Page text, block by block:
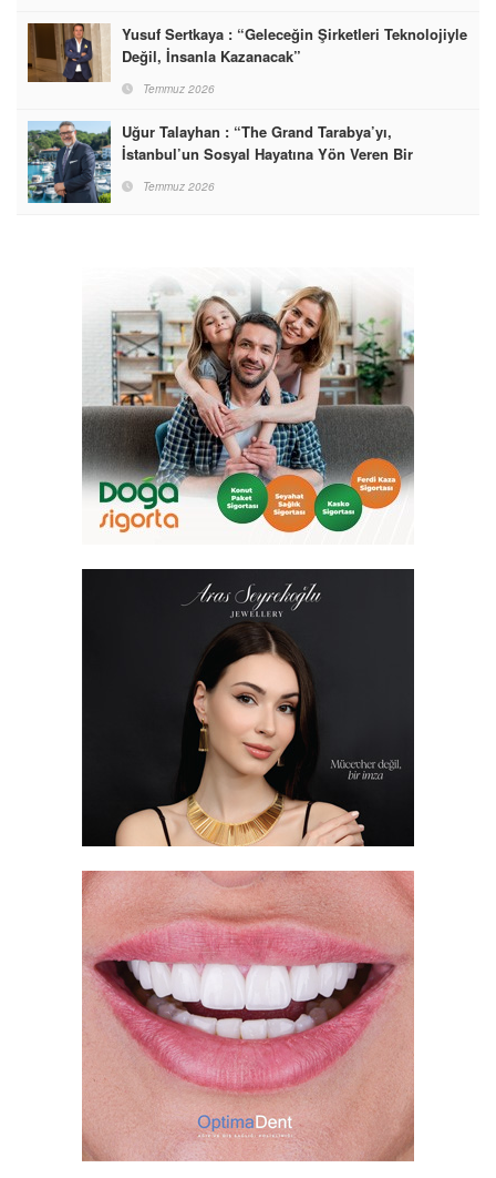
Yusuf Sertkaya : “Geleceğin Şirketleri Teknolojiyle
Değil, İnsanla Kazanacak”
Temmuz 2026
Uğur Talayhan : “The Grand Tarabya’yı,
İstanbul’un Sosyal Hayatına Yön Veren Bir
Destinasyon Haline Getirmeyi Hedefliyorum”
Temmuz 2026